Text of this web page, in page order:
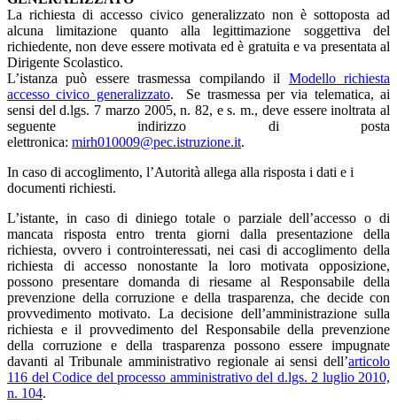
La richiesta di accesso civico generalizzato non è sottoposta ad
alcuna limitazione quanto alla legittimazione soggettiva del
richiedente, non deve essere motivata ed è gratuita e va presentata al
Dirigente Scolastico.
L’istanza può essere trasmessa compilando il
Modello richiesta
accesso civico generalizzato. Se trasmessa per via telematica, ai
sensi del d.lgs. 7 marzo 2005, n. 82, e s. m., deve essere inoltrata al
seguente indirizzo di posta
elettronica: mirh010009@pec.istruzione.it.
In caso di accoglimento, l’Autorità allega alla risposta i dati e i
documenti richiesti.
L’istante, in caso di diniego totale o parziale dell’accesso o di
mancata risposta entro trenta giorni dalla presentazione della
richiesta, ovvero i controinteressati, nei casi di accoglimento della
richiesta di accesso nonostante la loro motivata opposizione,
possono presentare domanda di riesame al Responsabile della
prevenzione della corruzione e della trasparenza, che decide con
provvedimento motivato. La decisione dell’amministrazione sulla
richiesta e il provvedimento del Responsabile della prevenzione
della corruzione e della trasparenza possono essere impugnate
davanti al Tribunale amministrativo regionale ai sensi dell’articolo
116 del Codice del processo amministrativo del d.lgs. 2 luglio 2010,
n. 104.